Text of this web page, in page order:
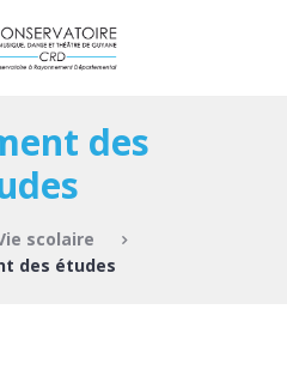
des
scolaire
des études